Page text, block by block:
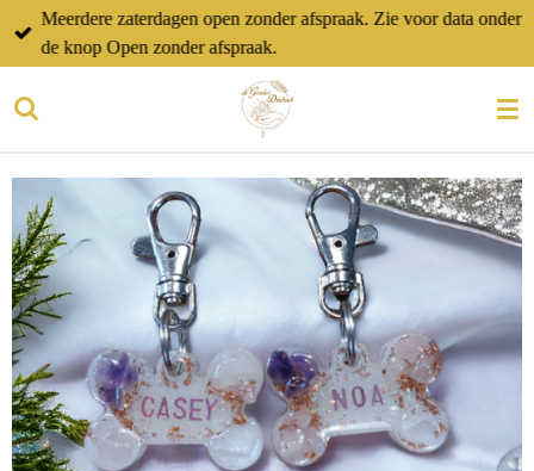
Ga
direct
de
Meerdere zaterdagen open zonder afspraak. Zie voor data onder
de knop Open zonder afspraak.